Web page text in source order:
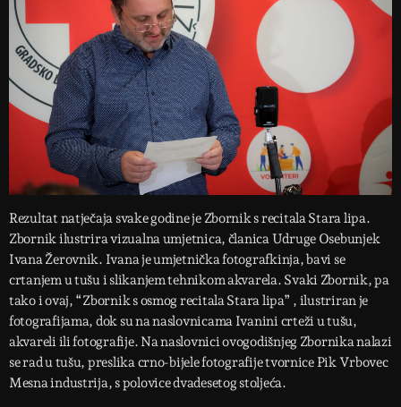
Rezultat natječaja svake godine je Zbornik s recitala Stara lipa.
Zbornik ilustrira vizualna umjetnica, članica Udruge Osebunjek
Ivana Žerovnik. Ivana je umjetnička fotografkinja, bavi se
crtanjem u tušu i slikanjem tehnikom akvarela. Svaki Zbornik, pa
tako i ovaj, “Zbornik s osmog recitala Stara lipa” , ilustriran je
fotografijama, dok su na naslovnicama Ivanini crteži u tušu,
akvareli ili fotografije. Na naslovnici ovogodišnjeg Zbornika nalazi
se rad u tušu, preslika crno-bijele fotografije tvornice Pik Vrbovec
Mesna industrija, s polovice dvadesetog stoljeća.